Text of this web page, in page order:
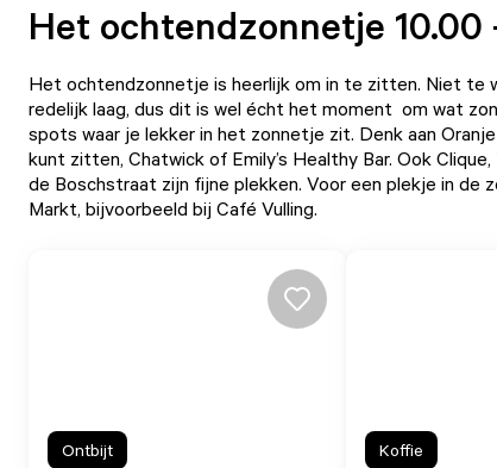
Het ochtendzonnetje 10.00
Het ochtendzonnetje is heerlijk om in te zitten. Niet te
redelijk laag, dus dit is wel écht het moment om wat
spots waar je lekker in het zonnetje zit. Denk aan
kunt zitten, Chatwick of Emily’s Healthy Bar. Ook Clique,
de Boschstraat zijn fijne plekken. Voor een plekje in de
Markt, bijvoorbeeld bij Café Vulling.
Ontbijt Koffie